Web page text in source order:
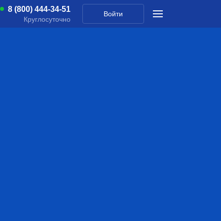
8 (800) 444-34-51
Круглосуточно
Войти